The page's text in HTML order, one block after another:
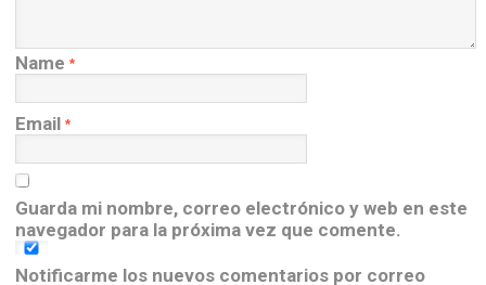
Name *
Email *
Guarda mi nombre, correo electrónico y web en este
navegador para la próxima vez que comente.
Notificarme los nuevos comentarios por correo